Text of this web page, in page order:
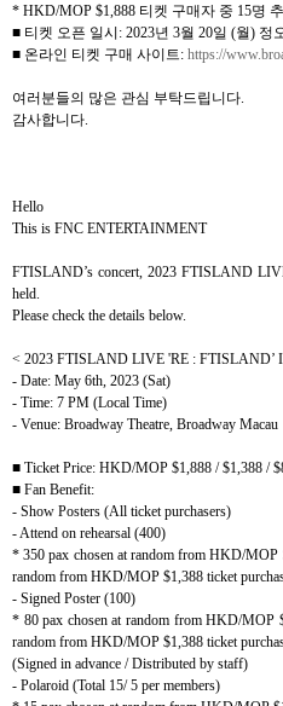
* HKD/MOP $1,888 티켓 구매자 중 15명
■ 티켓 오픈 일시 : 2023년 3월 20일 (월) 정
■ 온라인 티켓 구매 사이트: https://
여러분들의 많은 관심 부탁드립니다.
감사합니다.
Hello
This is FNC ENTERTAINMENT
FTISLAND’s concert, 2023 FTISLAND
held.
Please check the details below.
< 2023 FTISLAND LIVE 'RE : FTISLAND’
- Date: May 6th, 2023 (Sat)
- Time: 7 PM (Local Time)
- Venue: Broadway Theatre, Broadway Macau
■ Ticket Price: HKD/MOP $1,888 / $1,388 /
■ Fan Benefit:
- Show Posters (All ticket purchasers)
- Attend on rehearsal (400)
* 350 pax chosen at random from HKD/MOP
random from HKD/MOP $1,388 ticket
- Signed Poster (100)
* 80 pax chosen at random from HKD/MOP
random from HKD/MOP $1,388 ticket
(Signed in advance / Distributed by staff)
- Polaroid (Total 15/ 5 per members)